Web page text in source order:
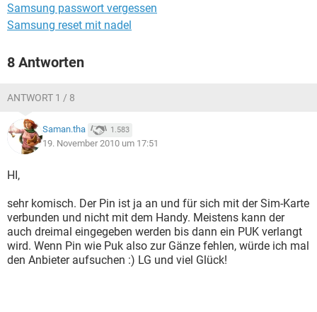
Samsung passwort vergessen
Samsung reset mit nadel
8 Antworten
ANTWORT 1 / 8
Saman.tha 1.583
19. November 2010 um 17:51
HI,
sehr komisch. Der Pin ist ja an und für sich mit der Sim-Karte
verbunden und nicht mit dem Handy. Meistens kann der
auch dreimal eingegeben werden bis dann ein PUK verlangt
wird. Wenn Pin wie Puk also zur Gänze fehlen, würde ich mal
den Anbieter aufsuchen :) LG und viel Glück!